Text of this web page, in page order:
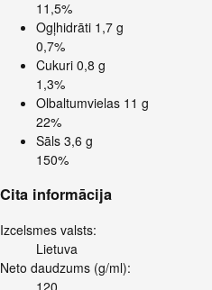
11,5%
Ogļhidrāti 1,7 g
0,7%
Cukuri 0,8 g
1,3%
Olbaltumvielas 11 g
22%
Sāls 3,6 g
150%
Cita informācija
Izcelsmes valsts:
Lietuva
Neto daudzums (g/ml):
120